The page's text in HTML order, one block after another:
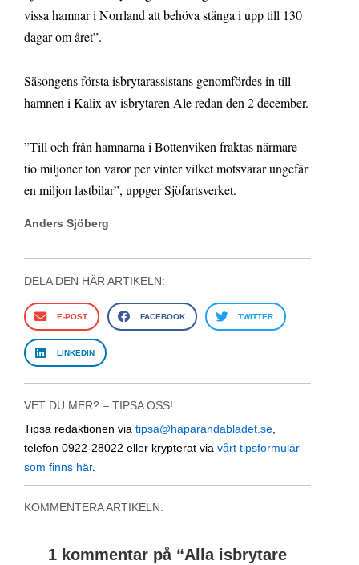
vissa hamnar i Norrland att behöva stänga i upp till 130
dagar om året”.
Säsongens första isbrytarassistans genomfördes in till
hamnen i Kalix av isbrytaren Ale redan den 2 december.
”Till och från hamnarna i Bottenviken fraktas närmare
tio miljoner ton varor per vinter vilket motsvarar ungefär
en miljon lastbilar”, uppger Sjöfartsverket.
Anders Sjöberg
DELA DEN HÄR ARTIKELN:
E-POST FACEBOOK TWITTER
LINKEDIN
VET DU MER? – TIPSA OSS!
Tipsa redaktionen via tipsa@haparandabladet.se
telefon 0922-28022 eller krypterat via vårt tipsformulär
som finns här.
KOMMENTERA ARTIKELN:
1 kommentar på “Alla isbrytare